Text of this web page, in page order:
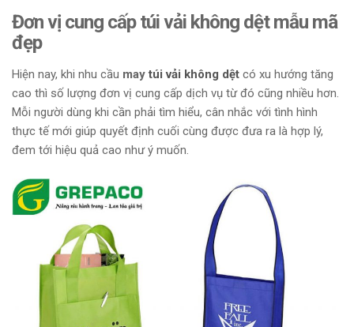
Đơn vị cung cấp túi vải không dệt mẫu mã
đẹp
Hiện nay, khi nhu cầu maytúi vải không dệt có xu hướng tăng
cao thì số lượng đơn vị cung cấp dịch vụ từ đó cũng nhiều hơn.
Mỗi người dùng khi cần phải tìm hiểu, cân nhắc với tình hình
thực tế mới giúp quyết định cuối cùng được đưa ra là hợp lý,
đem tới hiệu quả cao như ý muốn.